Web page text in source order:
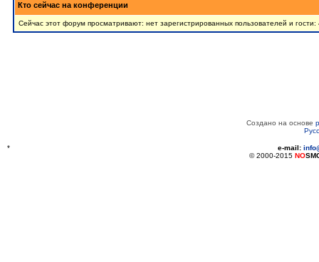
Кто сейчас на конференции
Сейчас этот форум просматривают: нет зарегистрированных пользователей и гости:
Создано на основе
* e-mail:
© 2000-2015 NO